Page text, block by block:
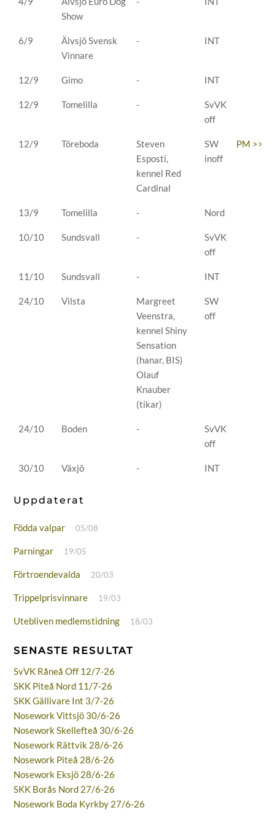
Show
6/9
Älvsjö Svensk
Vinnare
- INT
12/9 Gimo - INT
12/9 Tomelilla -
SvVK
off
12/9 Töreboda
Steven
Esposti,
kennel Red
Cardinal
SW
inoff
PM >>
13/9 Tomelilla - Nord
10/10 Sundsvall -
SvVK
off
11/10 Sundsvall - INT
24/10 Vilsta
Margreet
Veenstra,
kennel Shiny
Sensation
(hanar, BIS)
Olauf
Knauber
(tikar)
SW
off
24/10 Boden -
SvVK
off
30/10 Växjö - INT
Uppdaterat
Födda valpar 05/08
Parningar 19/05
Förtroendevalda 20/03
Trippelprisvinnare 19/03
Utebliven medlemstidning 18/03
SENASTE RESULTAT
SvVK Råneå Off 12/7-26
SKK Piteå Nord 11/7-26
SKK Gällivare Int 3/7-26
Nosework Vittsjö 30/6-26
Nosework Skellefteå 30/6-26
Nosework Rättvik 28/6-26
Nosework Piteå 28/6-26
Nosework Eksjö 28/6-26
SKK Borås Nord 27/6-26
Nosework Boda Kyrkby 27/6-26